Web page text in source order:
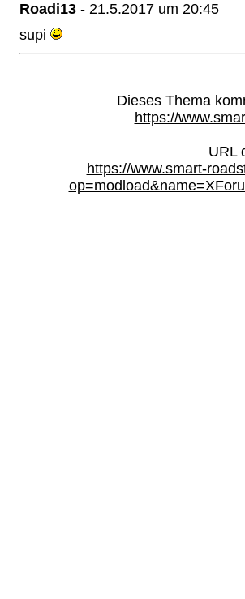
Roadi13 - 21.5.2017 um 20:45
supi
Dieses Thema
https://
URL
https://www.smart-